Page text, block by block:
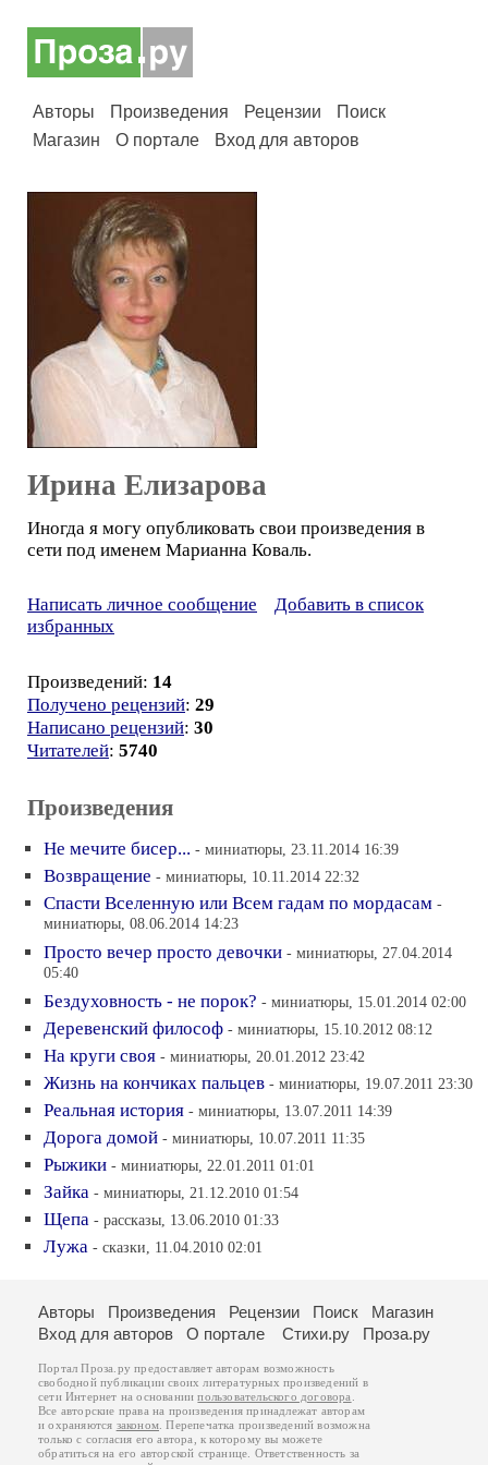
Авторы Произведения Рецензии
Поиск
Магазин
О портале Вход для авторов
Ирина Елизарова
Иногда я могу опубликовать свои произведения в
сети под именем Марианна Коваль.
Написать личное сообщение
Добавить в список
избранных
Произведений: 14
Получено рецензий: 29
Написано рецензий: 30
Читателей: 5740
Произведения
Не мечите бисер... - миниатюры, 23.11.2014 16:39
Возвращение - миниатюры, 10.11.2014 22:32
Спасти Вселенную или Всем гадам по мордасам -
миниатюры, 08.06.2014 14:23
Просто вечер просто девочки - миниатюры, 27.04.2014
05:40
Бездуховность - не порок? - миниатюры, 15.01.2014 02:00
Деревенский философ - миниатюры, 15.10.2012 08:12
На круги своя - миниатюры, 20.01.2012 23:42
Жизнь на кончиках пальцев - миниатюры, 19.07.2011 23:30
Реальная история - миниатюры, 13.07.2011 14:39
Дорога домой - миниатюры, 10.07.2011 11:35
Рыжики - миниатюры, 22.01.2011 01:01
Зайка - миниатюры, 21.12.2010 01:54
Щепа - рассказы, 13.06.2010 01:33
Лужа - сказки, 11.04.2010 02:01
Авторы Произведения Рецензии Поиск
Магазин
Вход для авторов
О портале Стихи.ру Проза.ру
Портал Проза.ру предоставляет авторам возможность
свободной публикации своих литературных произведений в
сети Интернет на основаниипользовательского договора
Все авторские права на произведения принадлежат авторам
и охраняются законом . Перепечатка произведений возможна
только с согласия его автора, к которому вы можете
обратиться на его авторской странице. Ответственность за